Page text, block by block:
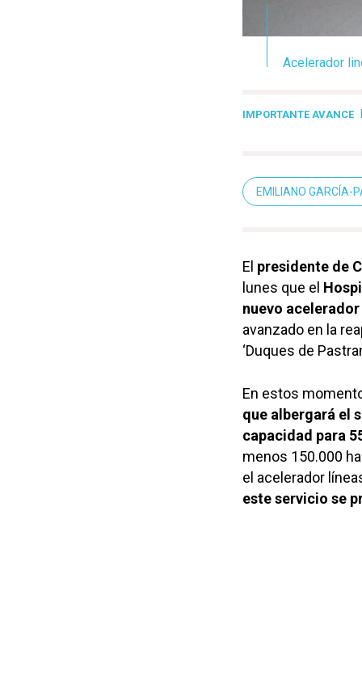
Acelerador
IMPORTANTE AVANCE
EMILIANO GARCÍA-
El presidente de
lunes que el
nuevo
avanzado en la
‘Duques de
En estos
que albergará el
capacidad para
menos 150.000
el acelerador
este servicio se